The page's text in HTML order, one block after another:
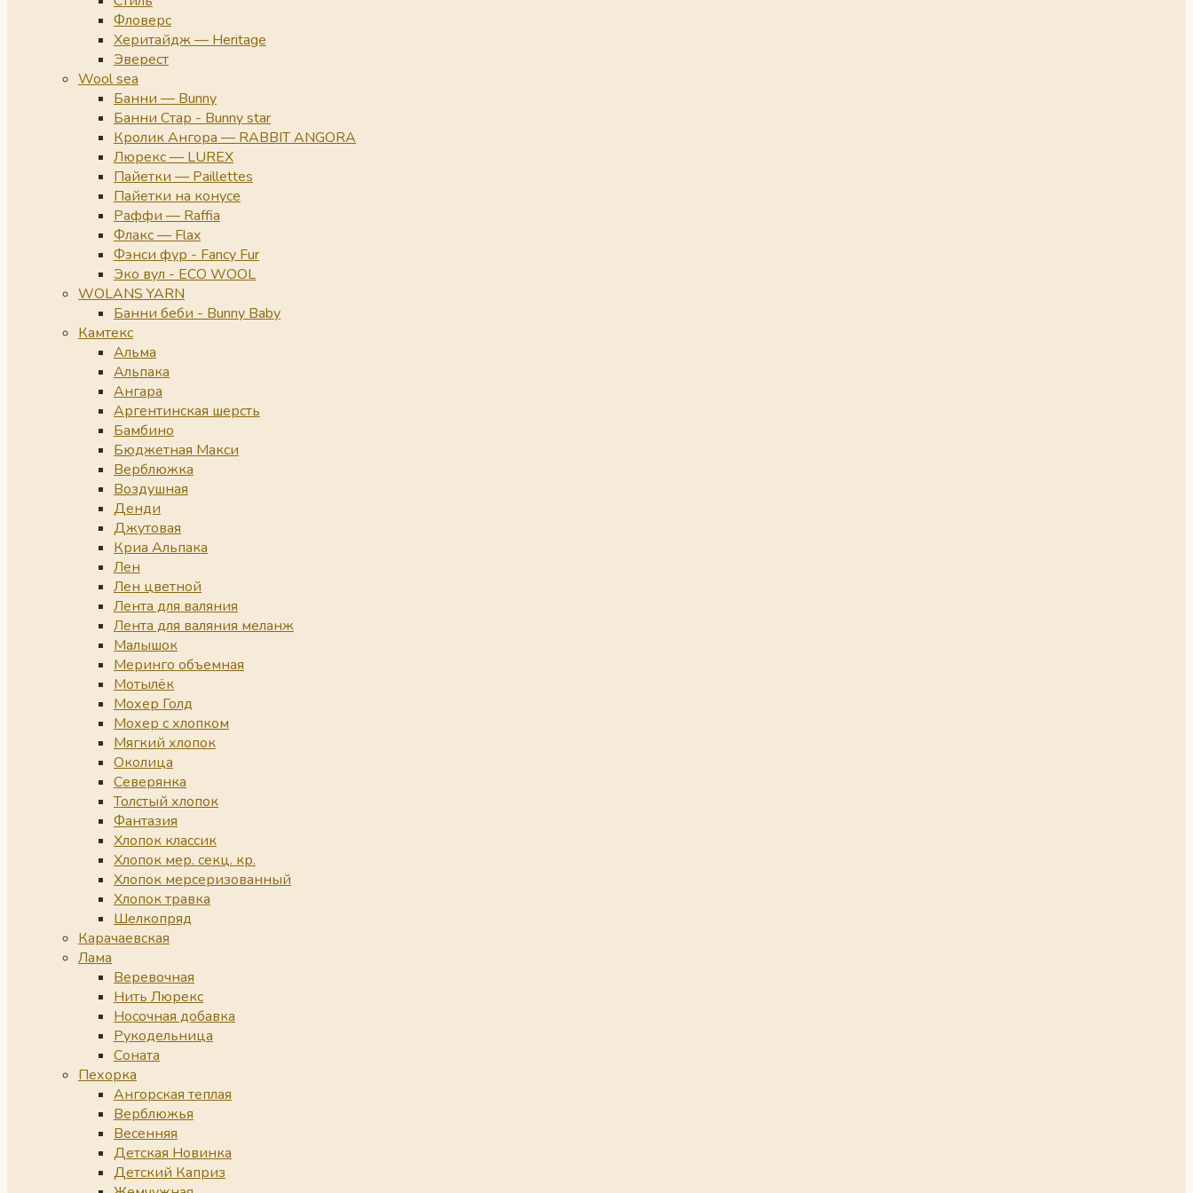
Фловерс
Херитайдж — Heritage
Эверест
Wool sea
Банни — Bunny
Банни Стар - Bunny star
Кролик Ангора — RABBIT ANGORA
Люрекс — LUREX
Пайетки — Paillettes
Пайетки на конусе
Раффи — Raffia
Флакс — Flax
Фэнси фур - Fancy Fur
Эко вул - ECO WOOL
WOLANS YARN
Банни беби - Bunny Baby
Камтекс
Альма
Альпака
Ангара
Аргентинская шерсть
Бамбино
Бюджетная Макси
Верблюжка
Воздушная
Денди
Джутовая
Криа Альпака
Лен
Лен цветной
Лента для валяния
Лента для валяния меланж
Малышок
Меринго объемная
Мотылёк
Мохер Голд
Мохер с хлопком
Мягкий хлопок
Околица
Северянка
Толстый хлопок
Фантазия
Хлопок классик
Хлопок мер. секц. кр.
Хлопок мерсеризованный
Хлопок травка
Шелкопряд
Карачаевская
Лама
Веревочная
Нить Люрекс
Носочная добавка
Рукодельница
Соната
Пехорка
Ангорская теплая
Верблюжья
Весенняя
Детская Новинка
Детский Каприз